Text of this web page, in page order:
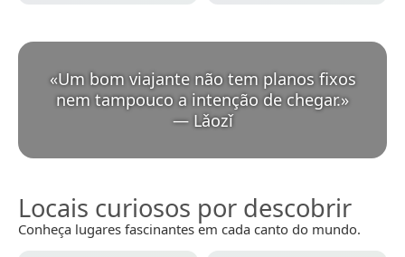
«Um bom viajante não tem planos fixos
nem tampouco a intenção de chegar.
— Lǎozǐ
Locais curiosos por descobrir
Conheça lugares fascinantes em cada canto do mundo.